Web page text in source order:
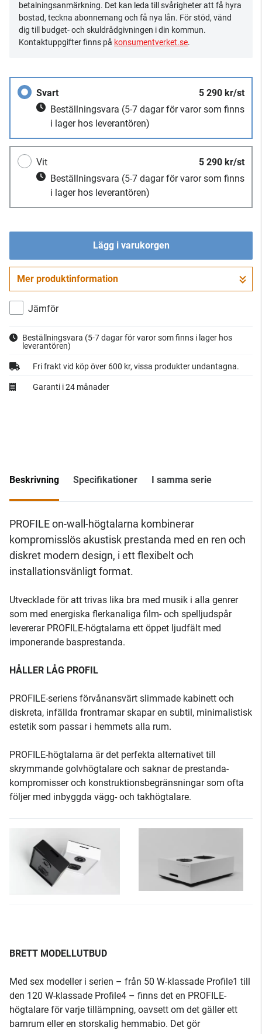
betalningsanmärkning. Det kan leda till svårigheter att få hyra
bostad, teckna abonnemang och få nya lån. För stöd, vänd
dig till budget- och skuldrådgivningen i din kommun.
Kontaktuppgifter finns på konsumentverket.se.
Svart
5 290 kr/st
Beställningsvara (5-7 dagar för varor som finns
i lager hos leverantören)
Vit
5 290 kr/st
Beställningsvara (5-7 dagar för varor som finns
i lager hos leverantören)
Lägg i varukorgen
Gå till kassan
Mer produktinformation
Jämför
Beställningsvara (5-7 dagar för varor som finns i lager hos
leverantören)
Fri frakt vid köp över 600 kr, vissa produkter undantagna.
Garanti i 24 månader
Beskrivning Specifikationer I samma serie
PROFILE on-wall-högtalarna kombinerar
kompromisslös akustisk prestanda med en ren och
diskret modern design, i ett flexibelt och
installationsvänligt format.
Utvecklade för att trivas lika bra med musik i alla genrer
som med energiska flerkanaliga film- och spel­ljudspår
levererar PROFILE-högtalarna ett öppet ljudfält med
imponerande basprestanda.
HÅLLER LÅG PROFIL
PROFILE-seriens förvånansvärt slimmade kabinett och
diskreta, infällda frontramar skapar en subtil, minimalistisk
estetik som passar i hemmets alla rum.
PROFILE-högtalarna är det perfekta alternativet till
skrymmande golvhögtalare och saknar de prestanda­
kompromisser och konstruktionsbegränsningar som ofta
följer med inbyggda vägg- och takhögtalare.
BRETT MODELLUTBUD
Med sex modeller i serien – från 50 W-klassade Profile1 till
den 120 W-klassade Profile4 – finns det en PROFILE-
högtalare för varje tillämpning, oavsett om det gäller ett
barnrum eller en storskalig hemmabio. Det gör